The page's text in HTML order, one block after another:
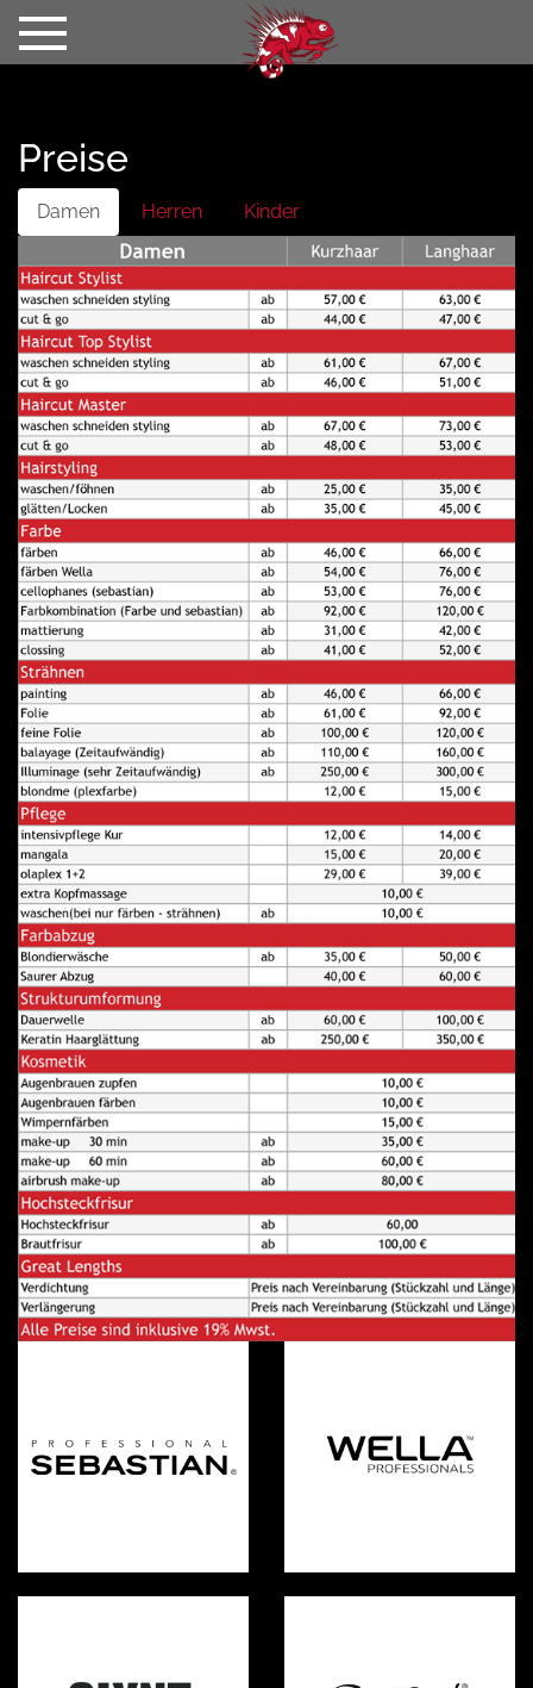
VORHER-NACHHER
HAARVERLÄNGERUNG
Preise
Damen Herren Kinder